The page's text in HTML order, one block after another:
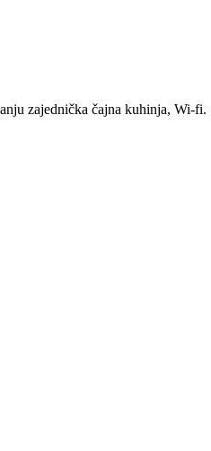
zajednička čajna kuhinja, Wi-fi.